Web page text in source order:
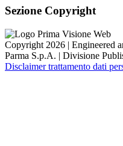
Sezione Copyright
Copyright 2026 | Engineered
Parma S.p.A. | Divisione
Disclaimer trattamento dati